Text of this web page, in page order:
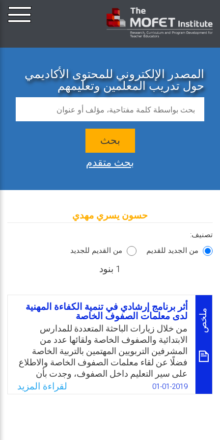
المصدر الإلكتروني للمحتوى الأكاديمي
حول تدريب المعلمين وتعليمهم
بحث
بحث متقدم
حسون يسري مهدي
تصنيف:
من الجديد للقديم
من القديم للجديد
1 بنود
ملخص
أثر برنامج إرشادي في تنمية الكفاءة المهنية
لدى معلمات الصفوف الخاصة
من خلال زيارات الباحثة المتعددة للمدارس
الابتدائية والصفوف الخاصة ولقائها عدد من
المشرفين التربويين المهتمين بالتربية الخاصة
فضلًا عن لقاء معلمات الصفوف الخاصة والاطلاع
على سير التعليم داخل الصفوف، وجدت بأن
هناك ضعف وانخفاض بمستوى أداء بعض
المعلمات فضلًا عن اتجاهاتهن السلبية نحو
01-01-2019 لقراءة المزيد